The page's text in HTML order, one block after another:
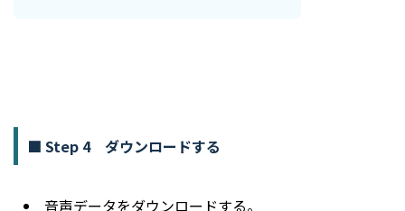
■ Step 4 ダウンロードする
音声データをダウンロードする。